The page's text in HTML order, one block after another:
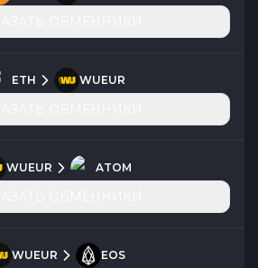
ETH WUEUR
WUEUR ATOM
WUEUR EOS